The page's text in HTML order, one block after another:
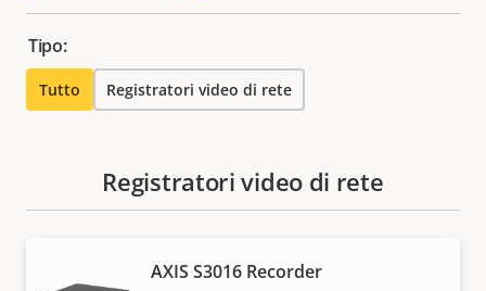
Tipo:
Tutto Registratori video di rete
Registratori video di rete
AXIS S3016 Recorder